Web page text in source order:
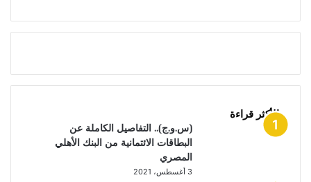
الأكثر قراءة
(س.و.ج).. التفاصيل الكاملة عن
البطاقات الائتمانية من البنك الأهلي
المصري
3 أغسطس، 2021